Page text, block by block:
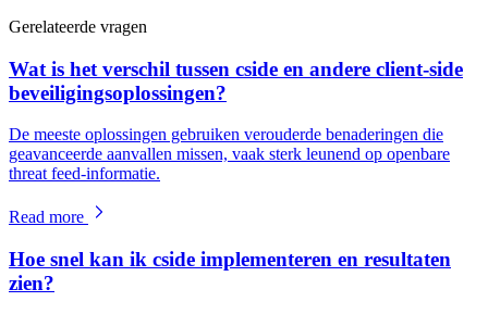
Gerelateerde vragen
Wat is het verschil tussen cside en andere client-side
beveiligingsoplossingen?
De meeste oplossingen gebruiken verouderde benaderingen die
geavanceerde aanvallen missen, vaak sterk leunend op openbare
threat feed-informatie.
Read more
Hoe snel kan ik cside implementeren en resultaten
zien?